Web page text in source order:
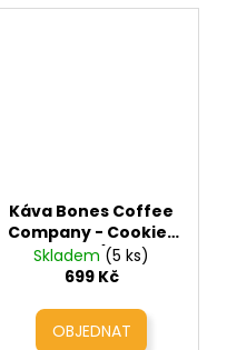
Káva Bones Coffee
Company - Cookies
N' Dreams (sušenky
a krém)
Skladem (5 ks)
699 Kč